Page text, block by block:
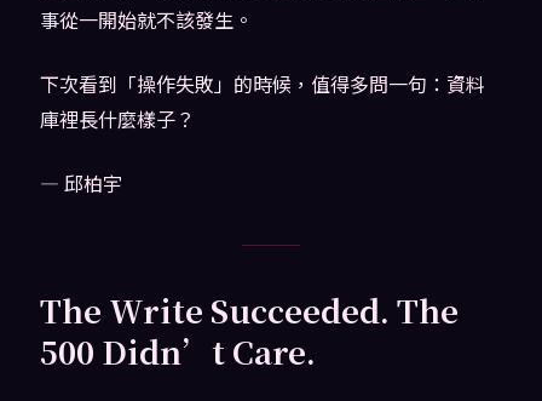
事從一開始就不該發生。
下次看到「操作失敗」的時候，值得多問一句：資料
庫裡長什麼樣子？
— 邱柏宇
The Write Succeeded. The
500 Didn’t Care.